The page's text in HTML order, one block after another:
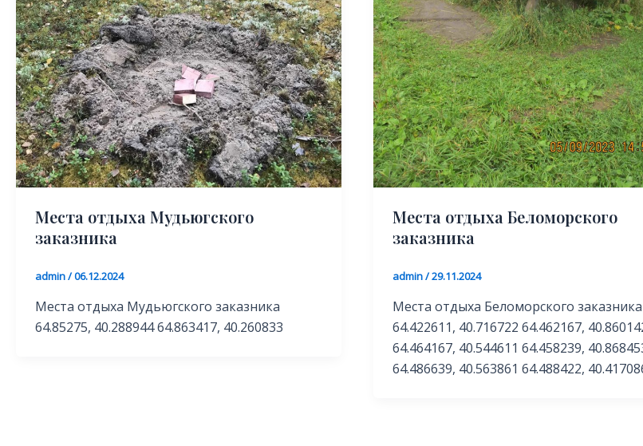
Места отдыха Мудьюгского
заказника
admin/06.12.2024
Места отдыха Мудьюгского заказника
64.85275, 40.288944 64.863417, 40.260833
Места отдыха Беломорского
заказника
admin/29.11.2024
Места отдыха Беломорского заказника
64.422611, 40.716722 64.462167,
64.464167, 40.544611 64.458239,
64.486639, 40.563861 64.488422,